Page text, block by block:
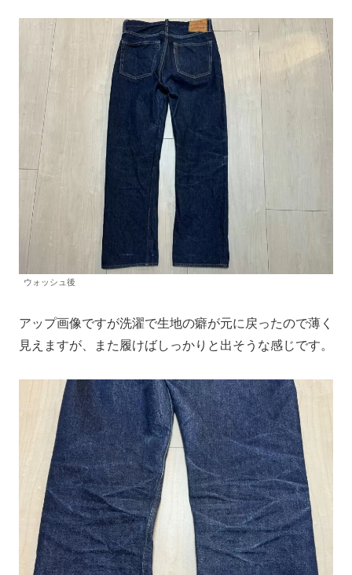
ウォッシュ後
アップ画像ですが洗濯で生地の癖が元に戻ったので薄く
見えますが、また履けばしっかりと出そうな感じです。